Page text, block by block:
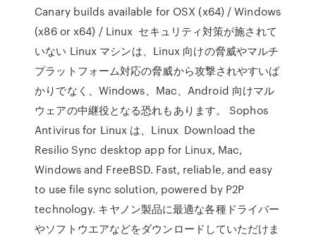
Canary builds available for OSX (x64) / Windows
(x86 or x64) / Linux セキュリティ対策が施されて
いない Linux マシンは、Linux 向けの脅威やマルチ
プラットフォーム対応の脅威から攻撃されやすいば
かりでなく、Windows、Mac、Android 向けマル
ウェアの中継役となる恐れもあります。 Sophos
Antivirus for Linux は、Linux Download the
Resilio Sync desktop app for Linux, Mac,
Windows and FreeBSD. Fast, reliable, and easy
to use file sync solution, powered by P2P
technology. キヤノン製品に最適な各種ドライバー
やソフトウエアなどをダウンロードしていただけま